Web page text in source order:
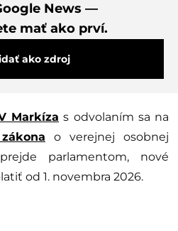
News —
mať ako prví.
ako zdroj
Markíza s odvolaním sa na
o verejnej osobnej
parlamentom, nové
od 1. novembra 2026.